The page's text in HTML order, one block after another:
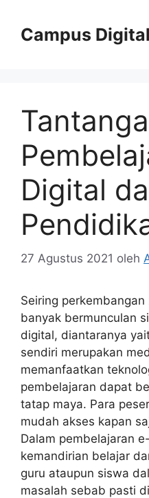
Campus Digital
Digital
27 Agustus 2021 oleh
Seiring
banyak bermunculan
digital, diantaranya
sendiri merupakan
memanfaatkan
pembelajaran dapat
tatap maya. Para
mudah akses kapan
Dalam pembelajaran
kemandirian belajar
guru ataupun siswa
masalah sebab pasti